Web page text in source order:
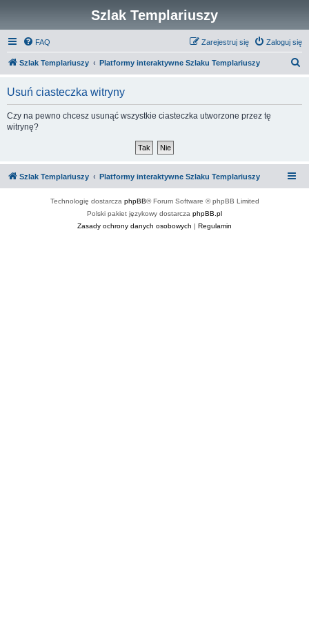
Szlak Templariuszy
FAQ Zaloguj się
Zarejestruj się
Szlak Templariuszy Platformy interaktywne Szlaku Templariuszy
Usuń ciasteczka witryny
Czy na pewno chcesz usunąć wszystkie ciasteczka utworzone przez tę
witrynę?
Szlak Templariuszy Platformy interaktywne Szlaku Templariuszy
Technologię dostarcza phpBB® Forum Software © phpBB Limited
Polski pakiet językowy dostarcza phpBB.pl
Zasady ochrony danych osobowych | Regulamin